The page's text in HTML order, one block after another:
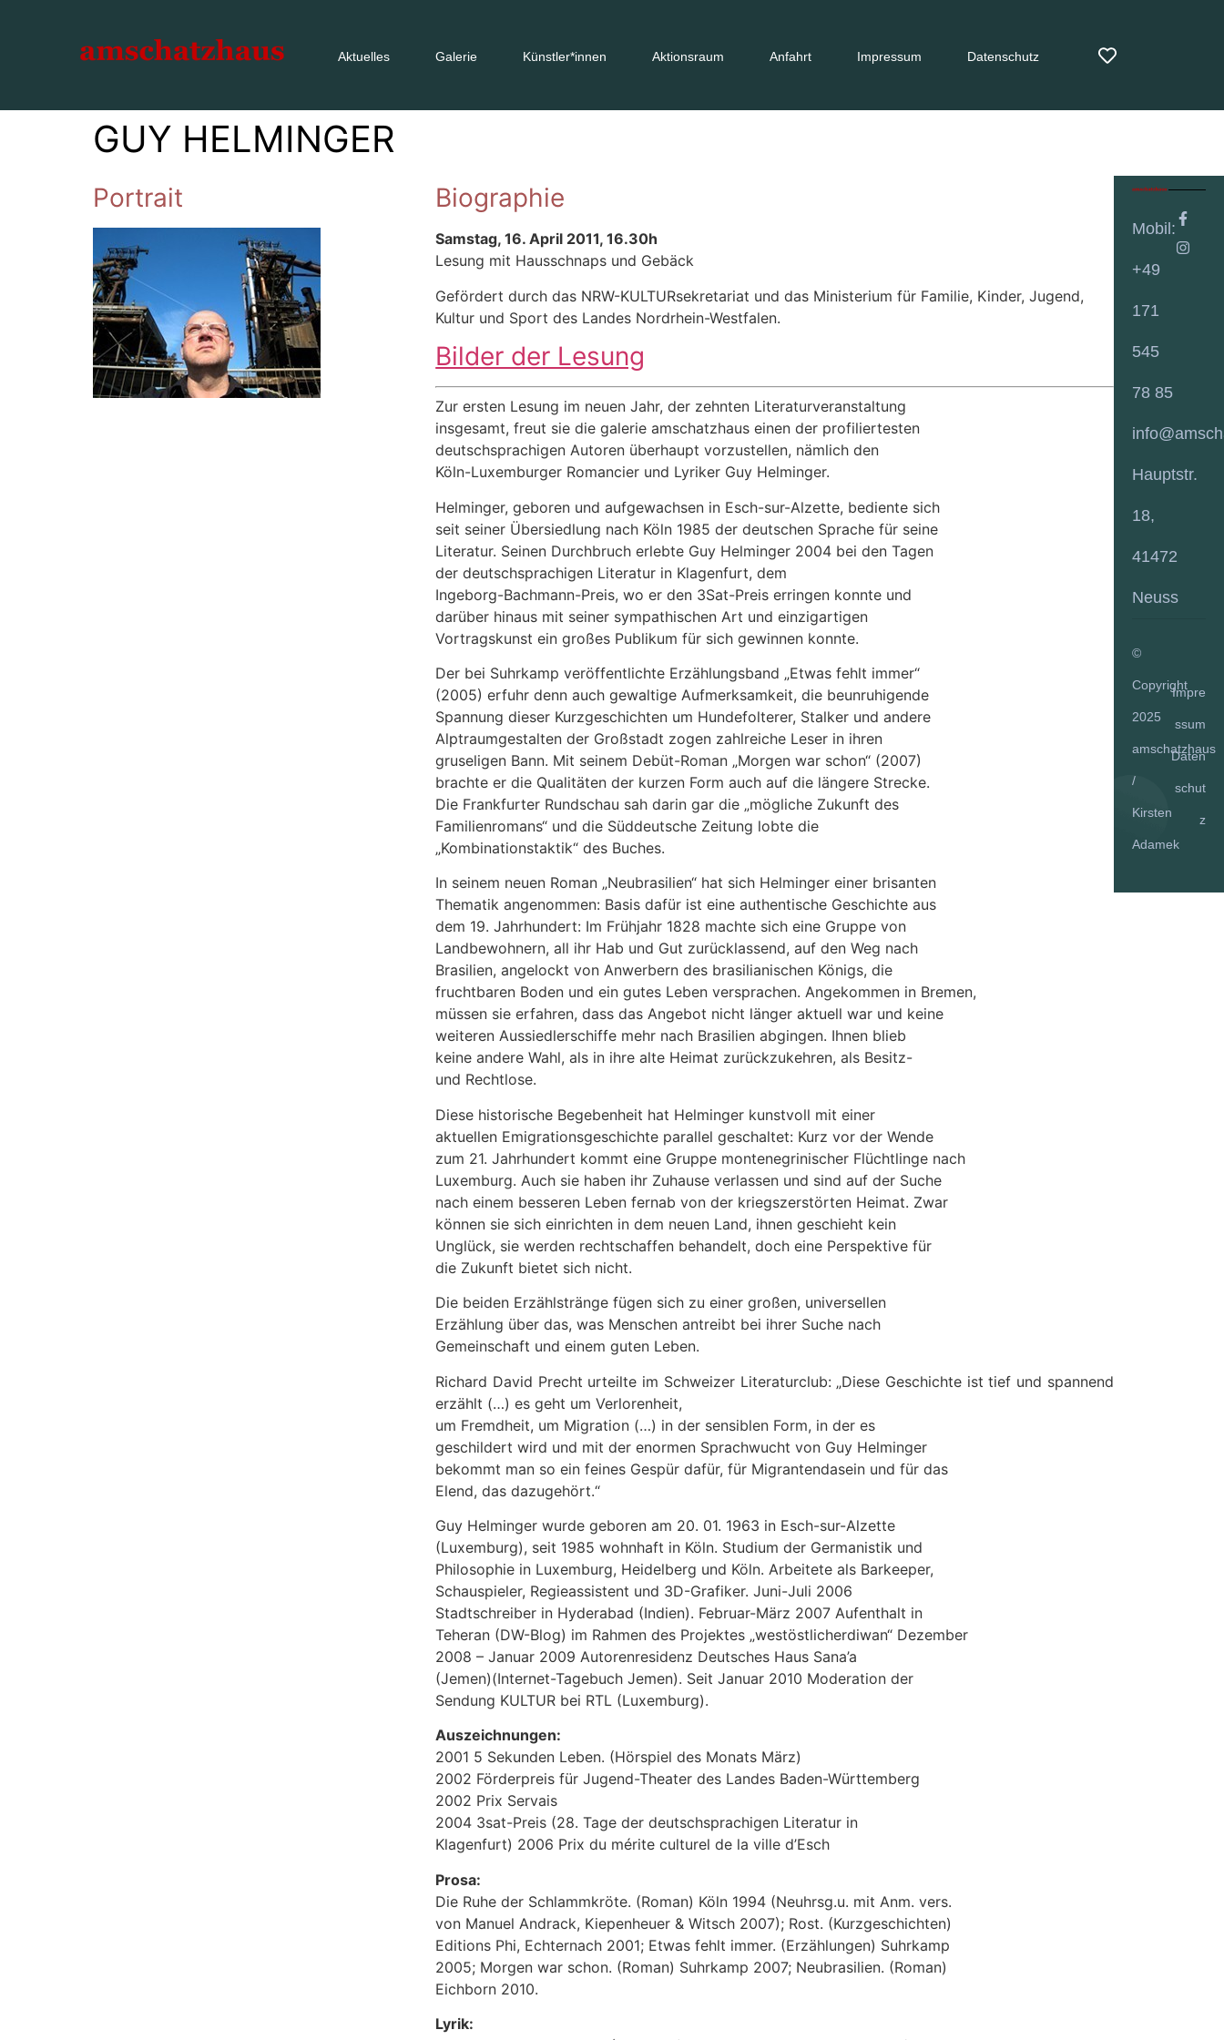
Aktuelles Galerie Künstler*innen Aktionsraum Anfahrt Impressum Datenschutz
GUY HELMINGER
Portrait Biographie
Samstag, 16. April 2011, 16.30h
Lesung mit Hausschnaps und Gebäck
Gefördert durch das NRW-KULTURsekretariat und das Ministerium für Familie, Kinder, Jugend,
Kultur und Sport des Landes Nordrhein-Westfalen.
Bilder der Lesung
Zur ersten Lesung im neuen Jahr, der zehnten Literaturveranstaltung
insgesamt, freut sie die galerie amschatzhaus einen der profiliertesten
deutschsprachigen Autoren überhaupt vorzustellen, nämlich den
Köln-Luxemburger Romancier und Lyriker Guy Helminger.
Helminger, geboren und aufgewachsen in Esch-sur-Alzette, bediente sich
seit seiner Übersiedlung nach Köln 1985 der deutschen Sprache für seine
Literatur. Seinen Durchbruch erlebte Guy Helminger 2004 bei den Tagen
der deutschsprachigen Literatur in Klagenfurt, dem
Ingeborg-Bachmann-Preis, wo er den 3Sat-Preis erringen konnte und
darüber hinaus mit seiner sympathischen Art und einzigartigen
Vortragskunst ein großes Publikum für sich gewinnen konnte.
Der bei Suhrkamp veröffentlichte Erzählungsband „Etwas fehlt immer“
(2005) erfuhr denn auch gewaltige Aufmerksamkeit, die beunruhigende
Spannung dieser Kurzgeschichten um Hundefolterer, Stalker und andere
Alptraumgestalten der Großstadt zogen zahlreiche Leser in ihren
gruseligen Bann. Mit seinem Debüt-Roman „Morgen war schon“ (2007)
brachte er die Qualitäten der kurzen Form auch auf die längere Strecke.
Die Frankfurter Rundschau sah darin gar die „mögliche Zukunft des
Familienromans“ und die Süddeutsche Zeitung lobte die
„Kombinationstaktik“ des Buches.
In seinem neuen Roman „Neubrasilien“ hat sich Helminger einer brisanten
Thematik angenommen: Basis dafür ist eine authentische Geschichte aus
dem 19. Jahrhundert: Im Frühjahr 1828 machte sich eine Gruppe von
Landbewohnern, all ihr Hab und Gut zurücklassend, auf den Weg nach
Brasilien, angelockt von Anwerbern des brasilianischen Königs, die
fruchtbaren Boden und ein gutes Leben versprachen. Angekommen in Bremen,
müssen sie erfahren, dass das Angebot nicht länger aktuell war und keine
weiteren Aussiedlerschiffe mehr nach Brasilien abgingen. Ihnen blieb
keine andere Wahl, als in ihre alte Heimat zurückzukehren, als Besitz-
und Rechtlose.
Diese historische Begebenheit hat Helminger kunstvoll mit einer
aktuellen Emigrationsgeschichte parallel geschaltet: Kurz vor der Wende
zum 21. Jahrhundert kommt eine Gruppe montenegrinischer Flüchtlinge nach
Luxemburg. Auch sie haben ihr Zuhause verlassen und sind auf der Suche
nach einem besseren Leben fernab von der kriegszerstörten Heimat. Zwar
können sie sich einrichten in dem neuen Land, ihnen geschieht kein
Unglück, sie werden rechtschaffen behandelt, doch eine Perspektive für
die Zukunft bietet sich nicht.
Die beiden Erzählstränge fügen sich zu einer großen, universellen
Erzählung über das, was Menschen antreibt bei ihrer Suche nach
Gemeinschaft und einem guten Leben.
Richard David Precht urteilte im Schweizer Literaturclub: „Diese Geschichte ist tief und spannend
erzählt (…) es geht um Verlorenheit,
um Fremdheit, um Migration (…) in der sensiblen Form, in der es
geschildert wird und mit der enormen Sprachwucht von Guy Helminger
bekommt man so ein feines Gespür dafür, für Migrantendasein und für das
Elend, das dazugehört.“
Guy Helminger wurde geboren am 20. 01. 1963 in Esch-sur-Alzette
(Luxemburg), seit 1985 wohnhaft in Köln. Studium der Germanistik und
Philosophie in Luxemburg, Heidelberg und Köln. Arbeitete als Barkeeper,
Schauspieler, Regieassistent und 3D-Grafiker. Juni-Juli 2006
Stadtschreiber in Hyderabad (Indien). Februar-März 2007 Aufenthalt in
Teheran (DW-Blog) im Rahmen des Projektes „westöstlicherdiwan“ Dezember
2008 – Januar 2009 Autorenresidenz Deutsches Haus Sana’a
(Jemen)(Internet-Tagebuch Jemen). Seit Januar 2010 Moderation der
Sendung KULTUR bei RTL (Luxemburg).
Auszeichnungen:
2001 5 Sekunden Leben. (Hörspiel des Monats März)
2002 Förderpreis für Jugend-Theater des Landes Baden-Württemberg
2002 Prix Servais
2004 3sat-Preis (28. Tage der deutschsprachigen Literatur in
Klagenfurt) 2006 Prix du mérite culturel de la ville d’Esch
Prosa:
Die Ruhe der Schlammkröte. (Roman) Köln 1994 (Neuhrsg.u. mit Anm. vers.
von Manuel Andrack, Kiepenheuer & Witsch 2007); Rost. (Kurzgeschichten)
Editions Phi, Echternach 2001; Etwas fehlt immer. (Erzählungen) Suhrkamp
2005; Morgen war schon. (Roman) Suhrkamp 2007; Neubrasilien. (Roman)
Eichborn 2010.
Lyrik:
Mobil:
+49
171
545
78 85
Hauptstr.
18,
41472
Neuss
©
Copyright
2025
amschatzhaus
/
Kirsten
Adamek
Impre
ssum
Daten
schut
z